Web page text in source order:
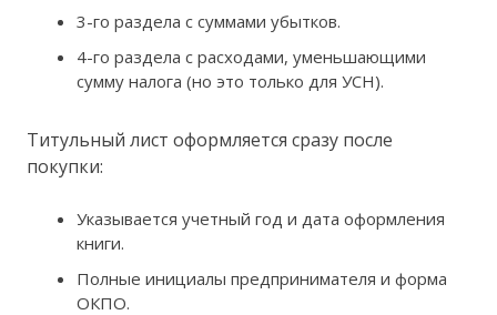
3-го раздела с суммами убытков.
4-го раздела с расходами, уменьшающими
сумму налога (но это только для УСН).
Титульный лист оформляется сразу после
покупки:
Указывается учетный год и дата оформления
книги.
Полные инициалы предпринимателя и форма
ОКПО.